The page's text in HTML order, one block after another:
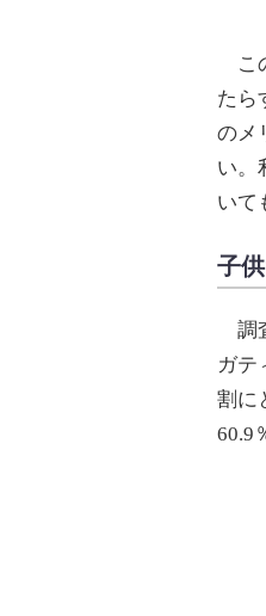
こ
たら
のメ
い。
いて
子
調
ガテ
割に
60.9